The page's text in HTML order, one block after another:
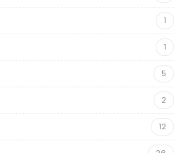
1
1
5
2
12